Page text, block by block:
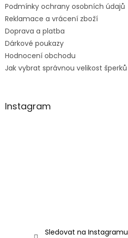
Podmínky ochrany osobních údajů
Reklamace a vrácení zboží
Doprava a platba
Dárkové poukazy
Hodnocení obchodu
Jak vybrat správnou velikost šperků
Instagram
Sledovat na Instagramu